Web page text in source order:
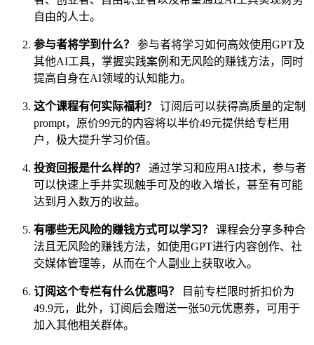
自由的人士。
参与者将学到什么？
参与者将学习如何高效使用GPT及
其他AI工具，掌握实践案例和无风险的赚钱方法，同时
提高自身在AI领域的认知能力。
这个课程有何实际福利？
订阅后可以获得高质量的定制
prompt，原价99元的内容将以半价49元提供给专栏用
户，极大提升学习价值。
投资回报是什么样的？
通过学习和应用AI技术，参与者
可以快速上手并实现触手可及的收入增长，甚至有可能
达到月入数万的收益。
有哪些无风险的赚钱方式可以学习？
课程会分享多种合
法且无风险的赚钱方法，如使用GPT进行内容创作、社
交媒体管理等，从而在个人副业上获取收入。
订阅这个专栏有什么优惠吗？
目前专栏限时折扣价为
49.9元，此外，订阅后会赠送一张50元优惠券，可用于
加入其他相关群体。